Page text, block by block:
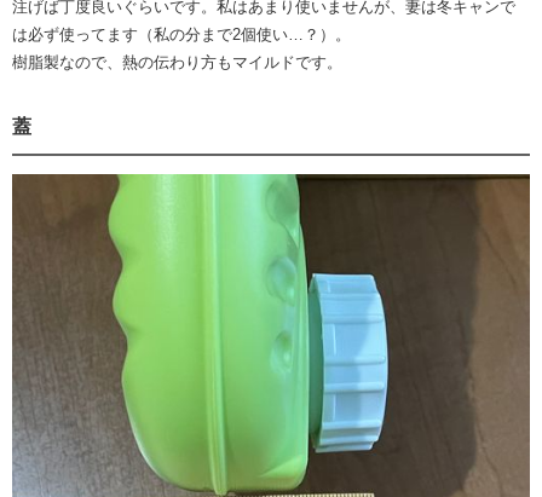
注げば丁度良いぐらいです。私はあまり使いませんが、妻は冬キャンで
は必ず使ってます（私の分まで2個使い…？）。
樹脂製なので、熱の伝わり方もマイルドです。
蓋